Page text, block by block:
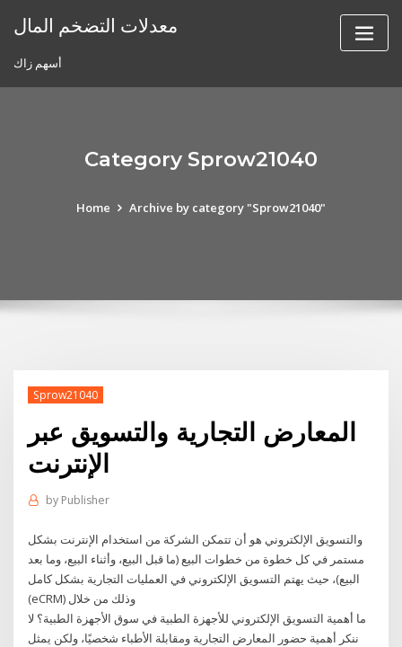
معدلات التضخم المال
أسهم زاك
Category Sprow21040
Home Archive by category "Sprow21040"
Sprow21040
المعارض التجارية والتسويق عبر
الإنترنت
by Publisher
والتسويق الإلكتروني هو أن تتمكن الشركة من استخدام الإنترنت بشكل
مستمر في كل خطوة من خطوات البيع (ما قبل البيع، وأثناء البيع، وما بعد
البيع)، حيث يهتم التسويق الإلكتروني في العمليات التجارية بشكل كامل
(eCRM) وذلك من خلال
ما أهمية التسويق الإلكتروني للأجهزة الطبية في سوق الأجهزة الطبية؟ لا
ننكر أهمية حضور المعارض التجارية ومقابلة الأطباء شخصيًا، ولكن يمثل